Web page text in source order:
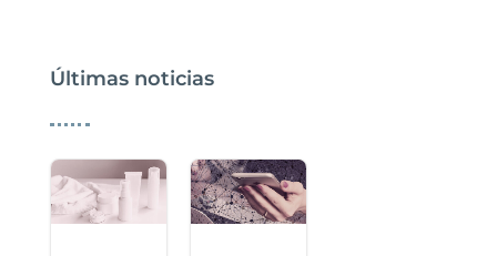
Últimas noticias